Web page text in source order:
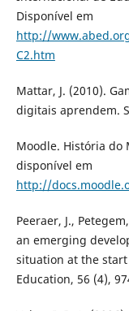
Disponí­vel em
http://
C2.htm
Mattar, J. (2010).
digitais aprendem.
Moodle. História do
disponí­vel em
http://
Peeraer, J.,
an emerging
situation at the start
Education, 56 (4),